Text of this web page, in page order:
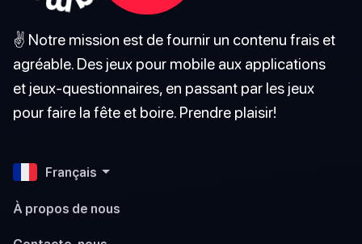
✌️ Notre mission est de fournir un contenu frais et
agréable. Des jeux pour mobile aux applications
et jeux-questionnaires, en passant par les jeux
pour faire la fête et boire. Prendre plaisir!
Français
À propos de nous